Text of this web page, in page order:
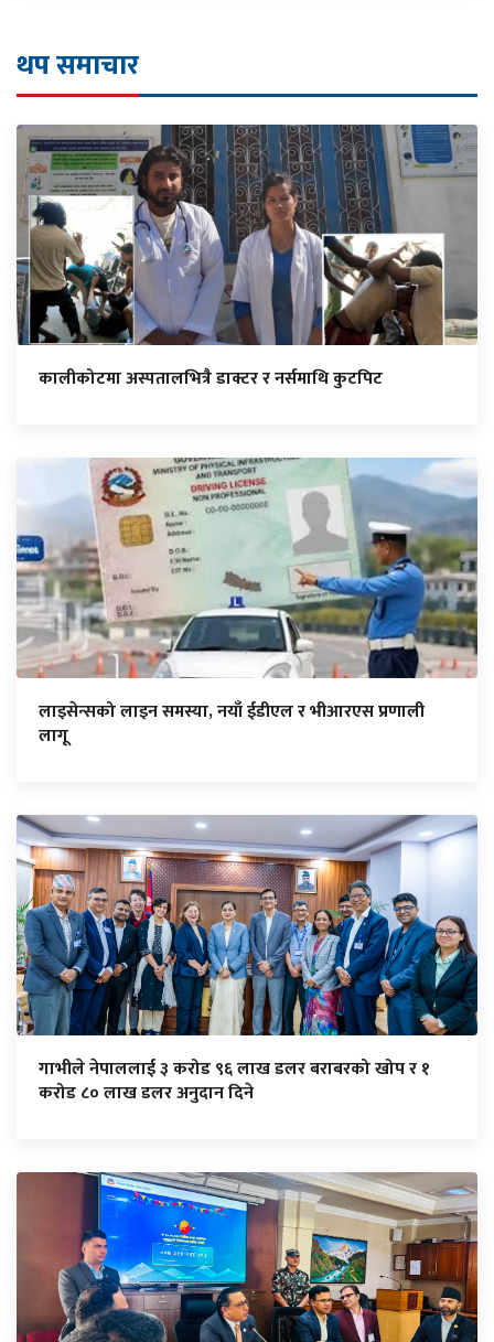
थप समाचार
कालीकोटमा अस्पतालभित्रै डाक्टर र नर्समाथि कुटपिट
लाइसेन्सको लाइन समस्या, नयाँ ईडीएल र भीआरएस प्रणाली
लागू
गाभीले नेपाललाई ३ करोड ९६ लाख डलर बराबरको खोप र १
करोड ८० लाख डलर अनुदान दिने